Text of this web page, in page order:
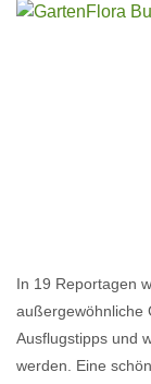
In 19 Reportagen
außergewöhnliche
Ausflugstipps und
werden. Eine